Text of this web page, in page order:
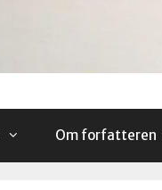
Om forfatteren